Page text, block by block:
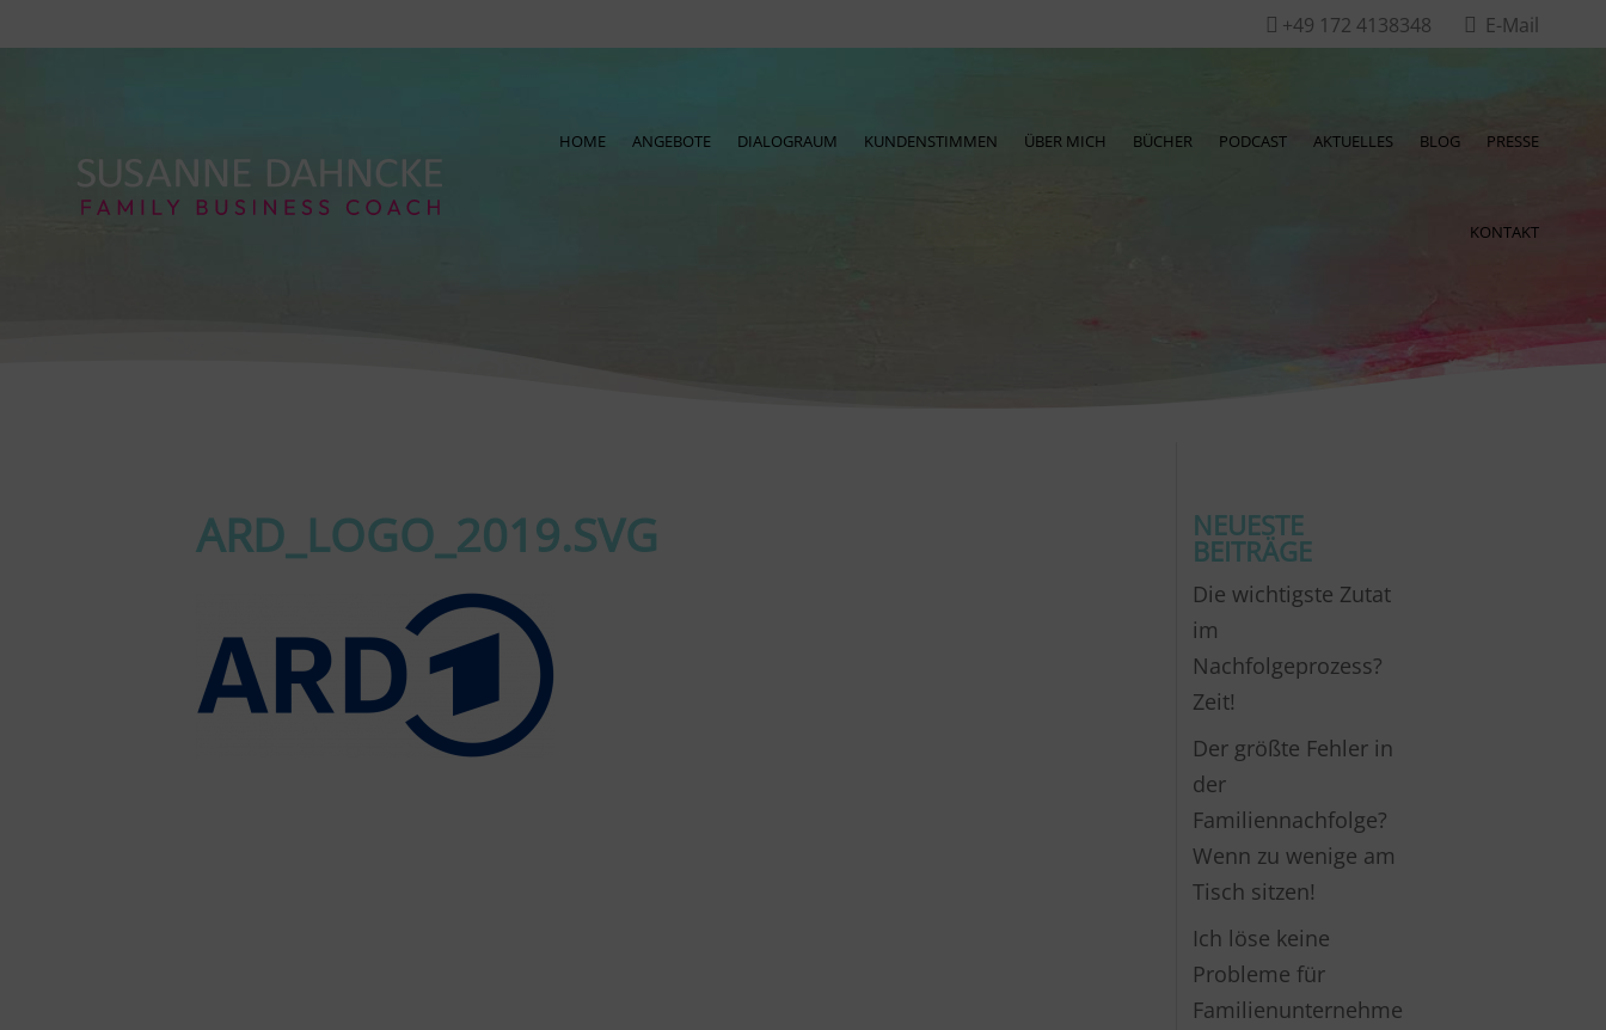
 +49 172 4138348  E-Mail
HOME ANGEBOTE DIALOGRAUM KUNDENSTIMMEN ÜBER MICH BÜCHER PODCAST AKTUELLES BLOG PRESSE
KONTAKT
ARD_LOGO_2019.SVG NEUESTE
BEITRÄGE
Die wichtigste Zutat
im
Nachfolgeprozess?
Zeit!
Der größte Fehler in
der
Familiennachfolge?
Wenn zu wenige am
Tisch sitzen!
Ich löse keine
Probleme für
Familienunternehme